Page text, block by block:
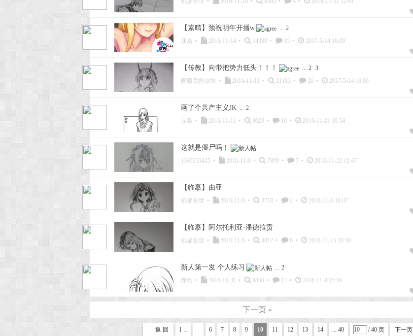
【素晴】预祝明年开播w ... 2
渊洛 • 2016-11-14 • 14388 • 15 •
2017-5-14 10:09
【传教】向带把势力低头！！！ ... 2 3
雨晴后的冰块 • 2016-11-11 • 21183 • 26 •
2017-5-14 10:09
画了个共产主义JK ... 2
赤島 • 2016-11-11 • 8023 • 10 •
2016-11-21 10:54
这就是僵尸吗！
1349233425 • 2016-11-6 • 7899 • 7 •
2016-11-22 12:47
【临摹】由亚
机皇创世 • 2016-11-6 • 3718 • 2 •
2016-11-6 16:07
【临摹】阿尔托利亚·潘德拉贡
机皇创世 • 2016-11-6 • 4817 • 6 •
2016-11-15 20:30
新人第一发 个人练习 ... 2
赤島 • 2016-10-31 • 8850 • 13 •
2016-11-8 15:56
下一页 »
1 ... 6 7 8 9 10 11 12 13 14 ... 40 / 40 页 下一页
返 回